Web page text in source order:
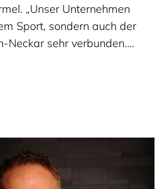
„Unser Unternehmen
Sport, sondern auch der
Neckar sehr verbunden.…